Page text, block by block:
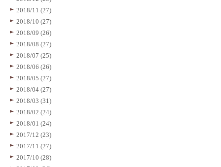
2018/11 (27)
2018/10 (27)
2018/09 (26)
2018/08 (27)
2018/07 (25)
2018/06 (26)
2018/05 (27)
2018/04 (27)
2018/03 (31)
2018/02 (24)
2018/01 (24)
2017/12 (23)
2017/11 (27)
2017/10 (28)